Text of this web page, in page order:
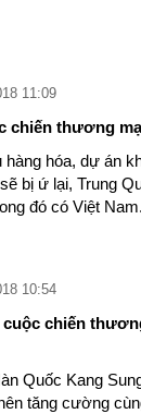
11:09
chiến thương
hàng hóa, dự án
bị ứ lại, Trung
đó có Việt Nam.
10:54
chiến
Quốc Kang
tăng cường